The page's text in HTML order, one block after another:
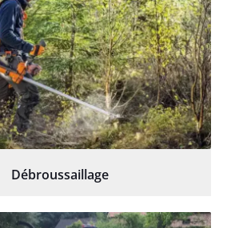
Débroussaillage